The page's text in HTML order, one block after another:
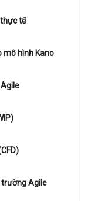
tế
mô hình Kano
trường Agile